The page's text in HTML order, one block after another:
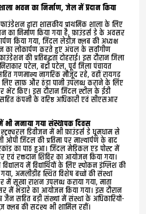
भवन का निर्माण, जेल में प्रदान किया
द्वारा शासकीय प्राथमिक शाला के लिए
का निर्माण किया गया है, फ़ाउंडर्स डे के अवसर
किया गया, जिंदल लेडीज़ क्लब की अध्यक्ष
का लोकार्पण करते हुए अंचल के सर्वांगीण
की प्रतिबद्धता दोहराई। इस दौरान जिला
पटेल, बद्री पटेल, पूर्व जिला पंचायत
गणमान्य नागरिक मौजूद रहे, वहीं रायगढ़
साफ़ और ठंडा पानी उपलब्ध कराने के लिए
किए। इस दौरान जिंदल स्टील के ईडी
सहित कंपनी के वरिष्ठ अधिकारी एवं सीएसआर
भी मनाया गया संस्थापक दिवस
डिवीजन में भी फ़ाउंडर्स डे धूमधाम से
ओपी जिंदल की प्रतिमा पर माल्यार्पण के बाद
का पाठ हुआ। जिंदल मेडिकल एड पोस्ट में
एवं रक्तदान शिविर का आयोजन किया गया।
में विद्यार्थियों के लिए स्पोकन इंग्लिश की
गया, अमलीडीह स्थित विशेष बच्चों की संस्था
में सूखा राशन उपलब्ध कराया गया, माता
में भंडारे का आयोजन किया गया। इस दौरान
सहित बड़ी संख्या में संस्था के अधिकारियों-
क्लब की सदस्य भी शामिल रहीं।